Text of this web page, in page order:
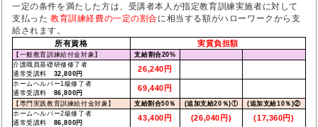
一定の条件を満たした方は、受講者本人が指定教育訓練実施者に対して
支払った 教育訓練経費の一定の割合に相当する額がハローワークから支
給されます。
所有資格 実質負担額
【一般教育訓練給付金対象】 支給割合20%
介護職員基礎研修修了者
通常受講料 32,800円
26,240円
ホームヘルパー1級修了者
通常受講料 86,800円
69,440円
【専門実践教育訓練給付金対象】 支給割合50％ (追加支給20％)① (追加支給10％)②
ホームヘルパー2級修了者
通常受講料 86,800円
43,400円 (26,040円) (17,360円)